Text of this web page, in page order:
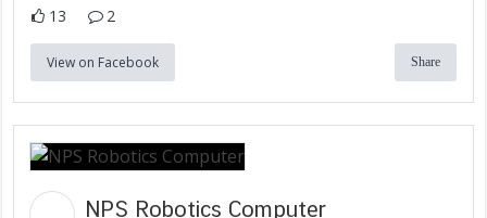
13 2
View on Facebook Share
NPS Robotics Computer